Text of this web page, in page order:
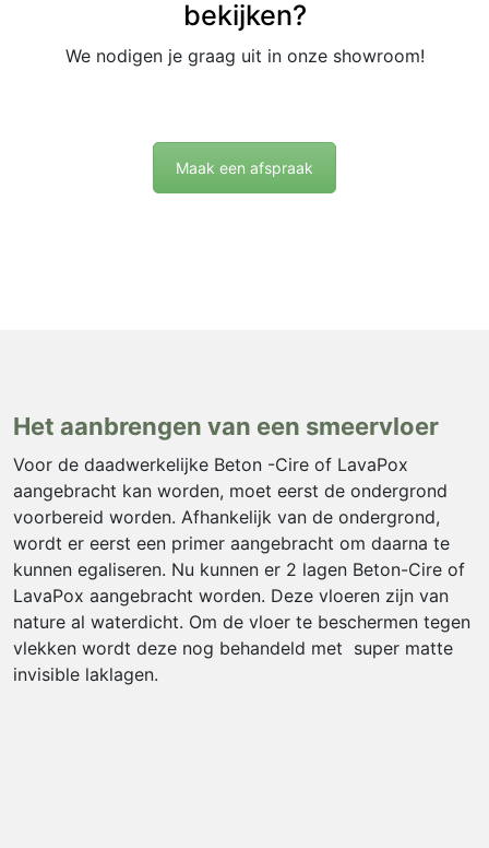
bekijken?
We nodigen je graag uit in onze showroom!
Maak een afspraak
Het aanbrengen van een smeervloer
Voor de daadwerkelijke Beton -Cire of LavaPox
aangebracht kan worden, moet eerst de ondergrond
voorbereid worden. Afhankelijk van de ondergrond,
wordt er eerst een primer aangebracht om daarna te
kunnen egaliseren. Nu kunnen er 2 lagen Beton-Cire of
LavaPox aangebracht worden. Deze vloeren zijn van
nature al waterdicht. Om de vloer te beschermen tegen
vlekken wordt deze nog behandeld met super matte
invisible laklagen.